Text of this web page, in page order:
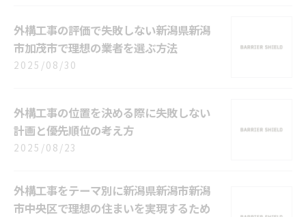
外構工事の評価で失敗しない新潟県新潟
市加茂市で理想の業者を選ぶ方法
2025/08/30
外構工事の位置を決める際に失敗しない
計画と優先順位の考え方
2025/08/23
外構工事をテーマ別に新潟県新潟市新潟
市中央区で理想の住まいを実現するため